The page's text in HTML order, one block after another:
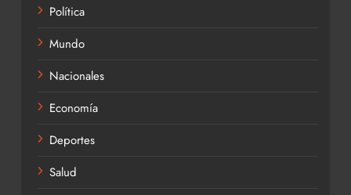
Política
Mundo
Nacionales
Economía
Deportes
Salud